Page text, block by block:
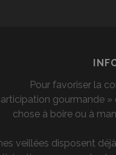
Pour favoriser la
gourmande »
chose à boire ou à
veillées disposent